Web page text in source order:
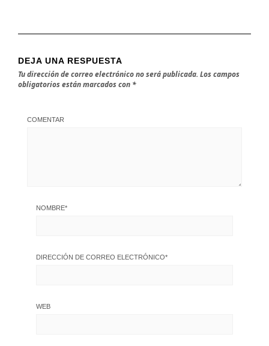
DEJA UNA RESPUESTA
Tu dirección de correo electrónico no será publicada. Los campos
obligatorios están marcados con *
COMENTAR
NOMBRE*
DIRECCIÓN DE CORREO ELECTRÓNICO*
WEB